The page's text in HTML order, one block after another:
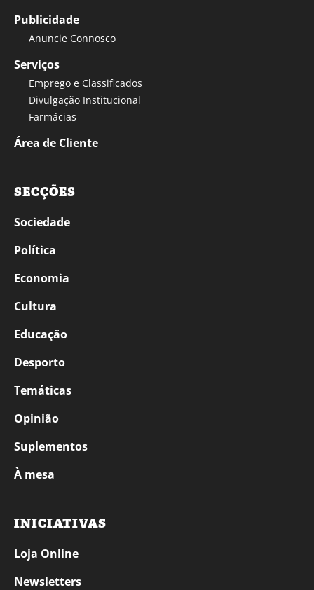
Publicidade
Anuncie Connosco
Serviços
Emprego e Classificados
Divulgação Institucional
Farmácias
Área de Cliente
SECÇÕES
Sociedade
Política
Economia
Cultura
Educação
Desporto
Temáticas
Opinião
Suplementos
À mesa
INICIATIVAS
Loja Online
Newsletters